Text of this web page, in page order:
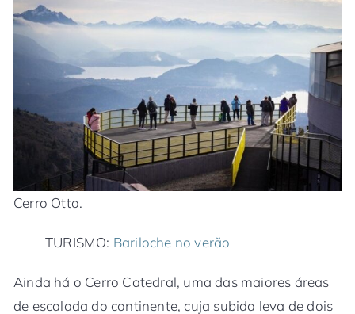
Cerro Otto.
TURISMO: Bariloche no verão
Ainda há o Cerro Catedral, uma das maiores áreas
de escalada do continente, cuja subida leva de dois